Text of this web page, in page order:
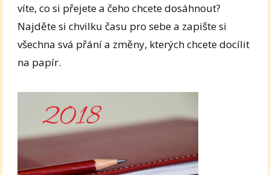
víte, co si přejete a čeho chcete dosáhnout?
Najděte si chvilku času pro sebe a zapište si
všechna svá přání a změny, kterých chcete docílit
na papír.